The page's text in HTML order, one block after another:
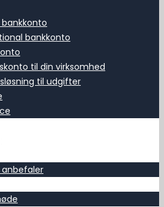
bankkonto
bankkonto
til din virksomhed
til udgifter
anbefaler